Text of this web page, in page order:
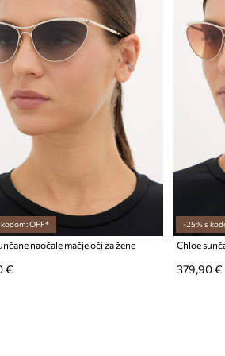
OFF*
naočale mačje oči za žene
€
-25% s
Chloe
379,90 €